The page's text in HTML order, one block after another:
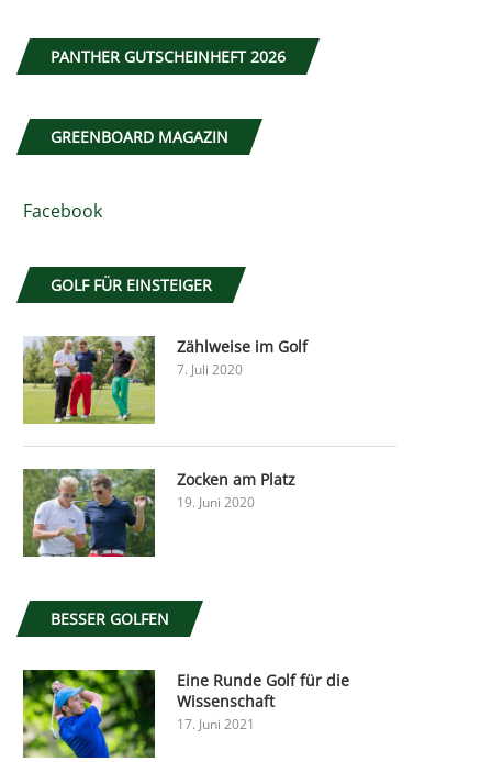
PANTHER GUTSCHEINHEFT 2026
GREENBOARD MAGAZIN
Facebook
GOLF FÜR EINSTEIGER
Zählweise im Golf
7. Juli 2020
Zocken am Platz
19. Juni 2020
BESSER GOLFEN
Eine Runde Golf für die
Wissenschaft
17. Juni 2021